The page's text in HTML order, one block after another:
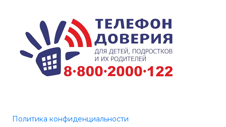
Политика конфиденциальности